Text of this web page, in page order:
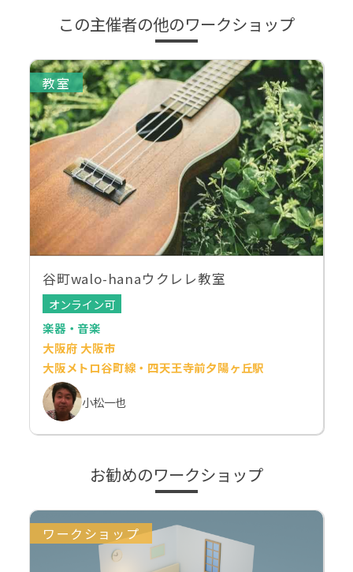
この主催者の他のワークショップ
教室
谷町walo-hanaウクレレ教室
オンライン可
楽器・音楽
大阪府 大阪市
大阪メトロ谷町線・四天王寺前夕陽ヶ丘駅
小松一也
お勧めのワークショップ
ワークショップ